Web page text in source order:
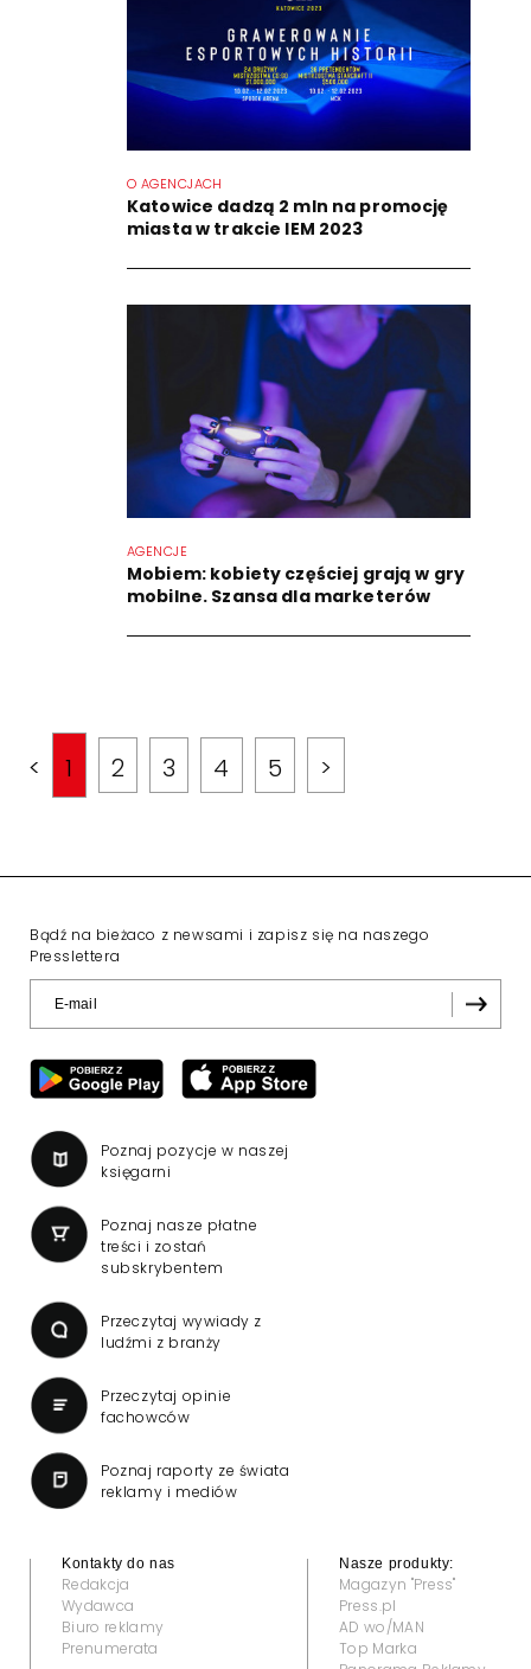
O AGENCJACH
Katowice dadzą 2 mln na promocję
miasta w trakcie IEM 2023
AGENCJE
Mobiem: kobiety częściej grają w gry
mobilne. Szansa dla marketerów
< 1 2 3 4 5 >
Bądź na bieżaco z newsami i zapisz się na naszego
Presslettera
Poznaj pozycje w naszej
księgarni
Poznaj nasze płatne
treści i zostań
subskrybentem
Przeczytaj wywiady z
ludźmi z branży
Przeczytaj opinie
fachowców
Poznaj raporty ze świata
reklamy i mediów
Kontakty do nas
Redakcja
Wydawca
Biuro reklamy
Prenumerata
Nasze produkty:
Magazyn "Press"
Press.pl
AD wo/MAN
Top Marka